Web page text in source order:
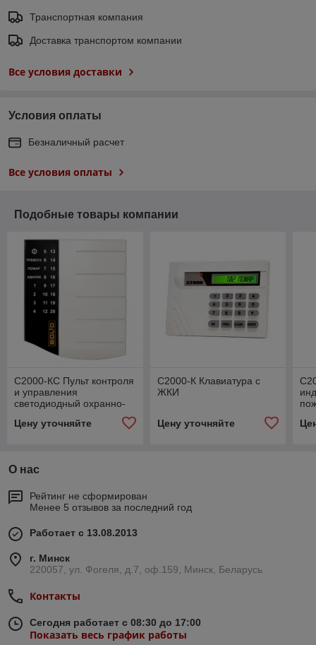
Транспортная компания
Доставка транспортом компании
Все условия доставки
Условия оплаты
Безналичный расчет
Все условия оплаты
Подобные товары компании
С2000-КС Пульт контроля
и управления
светодиодный охранно-
Цену уточняйте
С2000-К Клавиатура с
ЖКИ
Цену уточняйте
О нас
Рейтинг не сформирован
Менее 5 отзывов за последний год
Работает с 13.08.2013
г. Минск
220057, ул. Фогеля, д.7, оф.159, Минск, Беларусь
Контакты
Сегодня работает с 08:30 до 17:00
Показать весь график работы